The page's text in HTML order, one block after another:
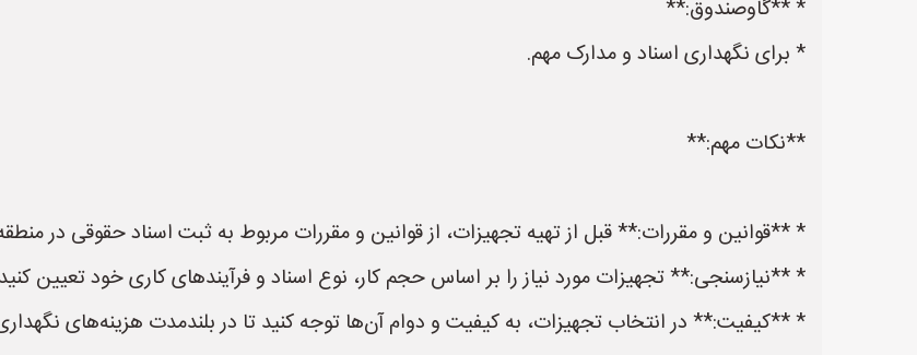
* **گاوصندوق:**
* برای نگهداری اسناد و مدارک مهم.
**نکات مهم:**
* **قوانین و مقررات:** قبل از تهیه تجهیزات، از قوانین و مقررات مربوط به ثبت اسناد حقوقی در
* **نیازسنجی:** تجهیزات مورد نیاز را بر اساس حجم کار، نوع اسناد و فرآیندهای کاری خود تعیین
* **کیفیت:** در انتخاب تجهیزات، به کیفیت و دوام آن‌ها توجه کنید تا در بلندمدت هزینه‌های